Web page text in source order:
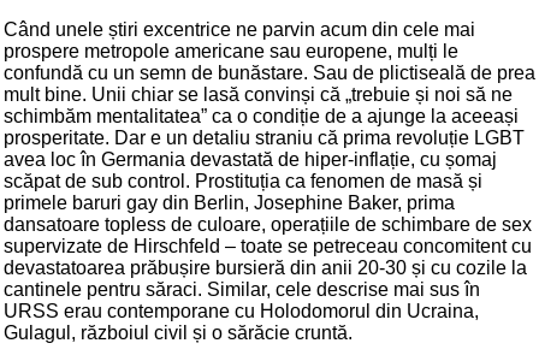
Când unele știri excentrice ne parvin acum din cele mai
prospere metropole americane sau europene, mulți le
confundă cu un semn de bunăstare. Sau de plictiseală de prea
mult bine. Unii chiar se lasă convinși că „trebuie și noi să ne
schimbăm mentalitatea” ca o condiție de a ajunge la aceeași
prosperitate. Dar e un detaliu straniu că prima revoluție LGBT
avea loc în Germania devastată de hiper-inflație, cu șomaj
scăpat de sub control. Prostituția ca fenomen de masă și
primele baruri gay din Berlin, Josephine Baker, prima
dansatoare topless de culoare, operațiile de schimbare de sex
supervizate de Hirschfeld – toate se petreceau concomitent cu
devastatoarea prăbușire bursieră din anii 20-30 și cu cozile la
cantinele pentru săraci. Similar, cele descrise mai sus în
URSS erau contemporane cu Holodomorul din Ucraina,
Gulagul, războiul civil și o sărăcie cruntă.